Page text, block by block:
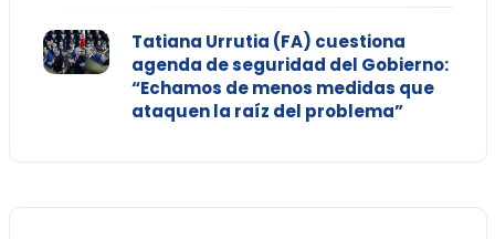
Tatiana Urrutia (FA) cuestiona
agenda de seguridad del Gobierno:
“Echamos de menos medidas que
ataquen la raíz del problema”